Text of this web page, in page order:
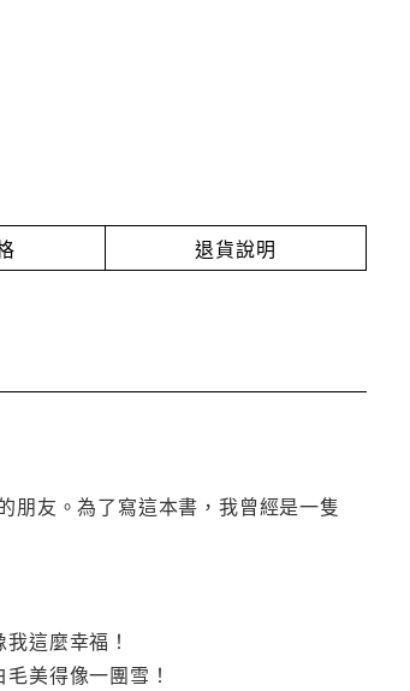
退貨說明
朋友。為了寫這本書，我曾經是一隻
這麼幸福！
美得像一團雪！